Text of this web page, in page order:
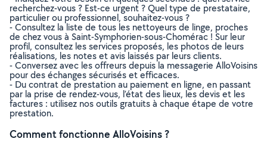
recherchez-vous ? Est-ce urgent ? Quel type de prestataire,
particulier ou professionnel, souhaitez-vous ?
- Consultez la liste de tous les nettoyeurs de linge, proches
de chez vous à Saint-Symphorien-sous-Chomérac ! Sur leur
profil, consultez les services proposés, les photos de leurs
réalisations, les notes et avis laissés par leurs clients.
- Conversez avec les offreurs depuis la messagerie AlloVoisins
pour des échanges sécurisés et efficaces.
- Du contrat de prestation au paiement en ligne, en passant
par la prise de rendez-vous, l’état des lieux, les devis et les
factures : utilisez nos outils gratuits à chaque étape de votre
prestation.
Comment fonctionne AlloVoisins ?